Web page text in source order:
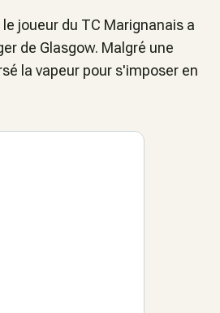
joueur du TC Marignanais a
de Glasgow. Malgré une
la vapeur pour s'imposer en